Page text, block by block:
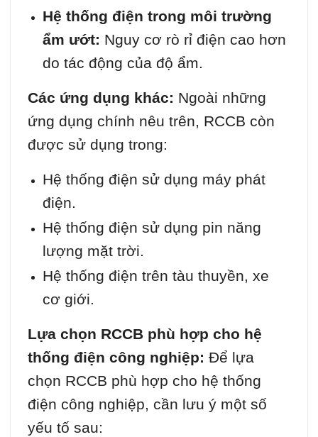
Hệ thống điện trong môi trường
ẩm ướt: Nguy cơ rò rỉ điện cao hơn
do tác động của độ ẩm.
Các ứng dụng khác: Ngoài những
ứng dụng chính nêu trên, RCCB còn
được sử dụng trong:
Hệ thống điện sử dụng máy phát
điện.
Hệ thống điện sử dụng pin năng
lượng mặt trời.
Hệ thống điện trên tàu thuyền, xe
cơ giới.
Lựa chọn RCCB phù hợp cho hệ
thống điện công nghiệp: Để lựa
chọn RCCB phù hợp cho hệ thống
điện công nghiệp, cần lưu ý một số
yếu tố sau: